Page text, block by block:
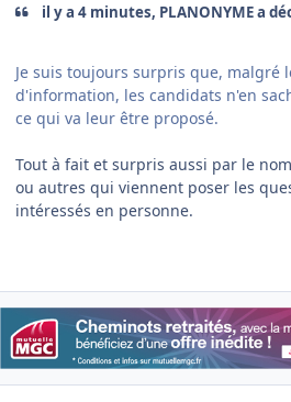
il y a 4 minutes, PLANONYME a
Je suis toujours surpris que, malgré
d'information, les candidats n'en
ce qui va leur être proposé.
Tout à fait et surpris aussi par le
ou autres qui viennent poser les
intéressés en personne.